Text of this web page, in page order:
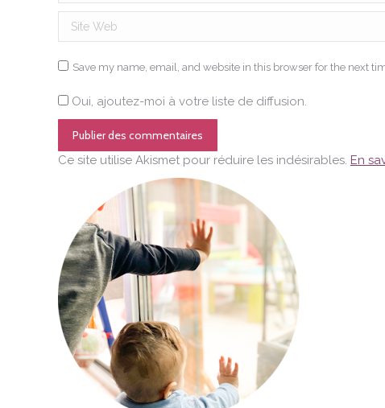
Site Web
Save my name, email, and website in this browser for the next
Oui, ajoutez-moi à votre liste de diffusion.
Publier des commentaires
Ce site utilise Akismet pour réduire les indésirables. En